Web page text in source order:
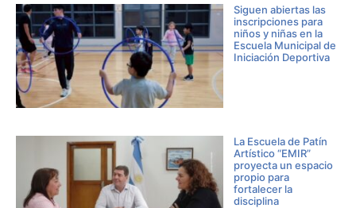
Siguen abiertas las
inscripciones para
niños y niñas en la
Escuela Municipal de
Iniciación Deportiva
La Escuela de Patín
Artístico “EMIR”
proyecta un espacio
propio para
fortalecer la
disciplina